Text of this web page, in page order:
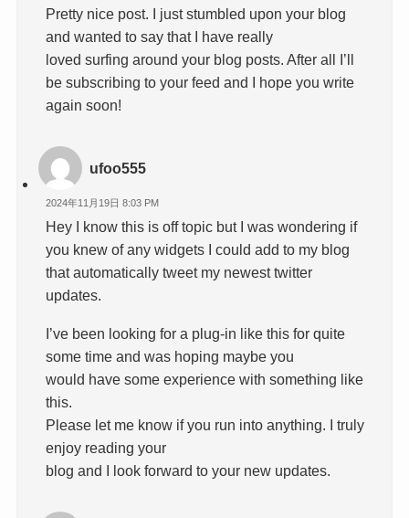
Pretty nice post. I just stumbled upon your blog
and wanted to say that I have really
loved surfing around your blog posts. After all I’ll
be subscribing to your feed and I hope you write
again soon!
ufoo555
2024年11月19日 8:03 PM
Hey I know this is off topic but I was wondering if
you knew of any widgets I could add to my blog
that automatically tweet my newest twitter
updates.
I’ve been looking for a plug-in like this for quite
some time and was hoping maybe you
would have some experience with something like
this.
Please let me know if you run into anything. I truly
enjoy reading your
blog and I look forward to your new updates.